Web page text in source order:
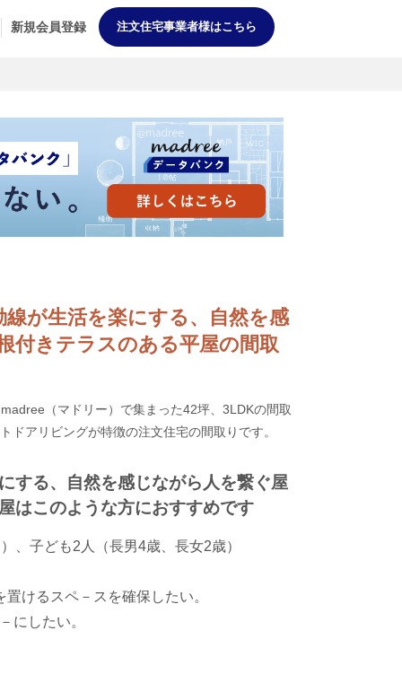
新規会員登録 注文住宅事業者様はこちら
が生活を楽にする、自然を感
付きテラスのある平屋の間取
（マドリー）で集まった42坪、3LDKの間取
ドアリビングが特徴の注文住宅の間取りです。
する、自然を感じながら人を繋ぐ屋
はこのような方におすすめです
、子ども2人（長男4歳、長女2歳）
けるスペ－スを確保したい。
にしたい。